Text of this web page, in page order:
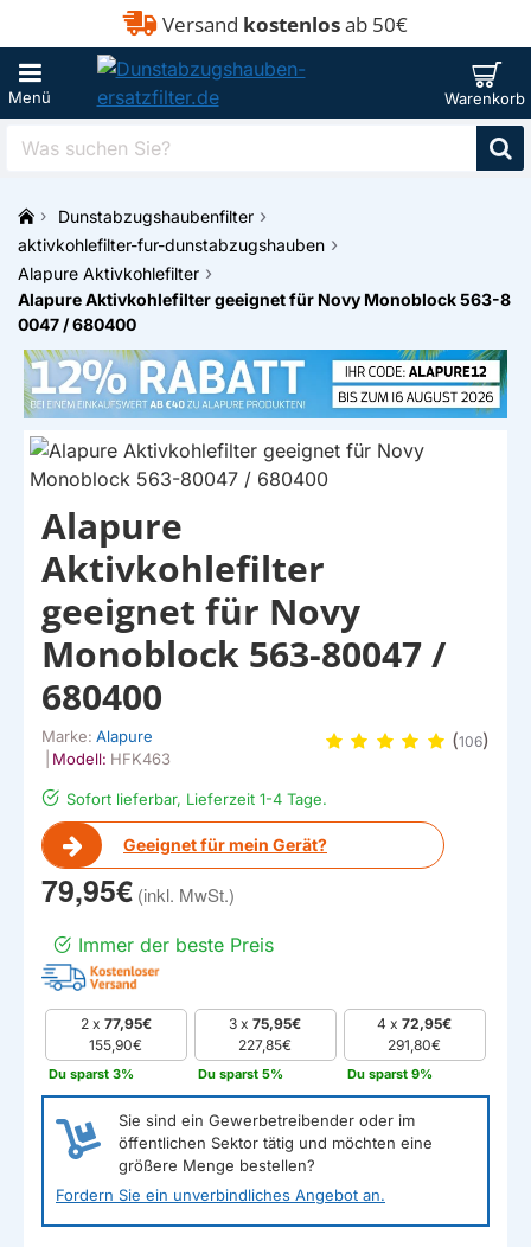
Versand kostenlosab 50€
Was
m
e
Dunstabzugshaubenfilter
aktivkohlefilter-fur-dunstabzugshauben
Alapure Aktivkohlefilter
Alapure Aktivkohlefilter geeignet für Novy Monoblock 563-8
0047 / 680400
EIGENMARKE
Sofort lieferbar, Lieferzeit 1-4 Tage.
Geeignet für mein Gerät?
Alapure
Aktivkohlefilter
geeignet für Novy
Monoblock 563-80047 /
680400
Marke: Alapure
Modell: HFK463
(106)
79,95€
Immer der beste Preis
2 x 77,95€
155,90€
Du sparst 3%
3 x75,95€
227,85€
Du sparst 5%
4 x72,95€
291,80€
Du sparst 9%
Sie sind ein Gewerbetreibender oder im
öffentlichen Sektor tätig und möchten eine
größere Menge bestellen?
Fordern Sie ein unverbindliches Angebot an.